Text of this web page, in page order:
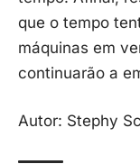
que o tempo
máquinas em
continuarão a
Autor: Stephy